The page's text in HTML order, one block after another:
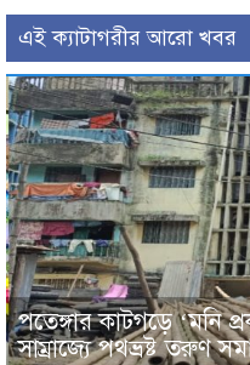
এই ক্যাটাগরীর আরো খবর
পতেঙ্গার কাটগড়ে ‘মনি
সাম্রাজ্যে পথভ্রষ্ট তরুণ